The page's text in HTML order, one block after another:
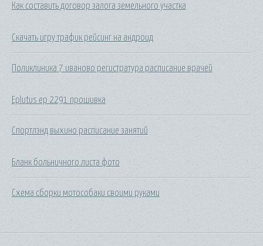
Как составить договор залога земельного участка
Скачать игру трафик рейсинг на андроид
Поликлиника 7 иваново регистратура расписание врачей
Eplutus ep 2291 прошивка
Спортлэнд выхино расписание занятий
Бланк больничного листа фото
Схема сборки мотособаки своими руками